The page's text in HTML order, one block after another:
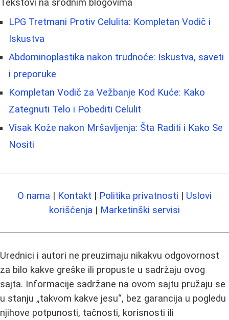
Tekstovi na srodnim blogovima
LPG Tretmani Protiv Celulita: Kompletan Vodič i
Iskustva
Abdominoplastika nakon trudnoće: Iskustva, saveti
i preporuke
Kompletan Vodič za Vežbanje Kod Kuće: Kako
Zategnuti Telo i Pobediti Celulit
Visak Kože nakon Mršavljenja: Šta Raditi i Kako Se
Nositi
O nama | Kontakt | Politika privatnosti | Uslovi
korišćenja | Marketinški servisi
Urednici i autori ne preuzimaju nikakvu odgovornost
za bilo kakve greške ili propuste u sadržaju ovog
sajta. Informacije sadržane na ovom sajtu pružaju se
u stanju „takvom kakve jesu“, bez garancija u pogledu
njihove potpunosti, tačnosti, korisnosti ili